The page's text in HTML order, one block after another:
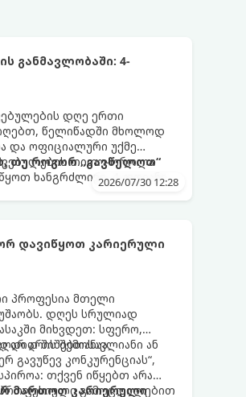
განმავლობაში: 4-
დღე ერთი
წელიწადში მხოლოდ
და ოფიციალური უქმე
შვებულების თითო-ოროლა
ხანგრძლივი, 4-დღიანი
თუ როგორ „გავწელოთ“
2026/07/30 12:28
დავიწყოთ კარიერული
პროფესია მთელი
დღეს სრულიად
მიხვდეთ: სფერო,
არის შემოსავლიანი ან
დიდ შიშებთანაა
გავუწევ კონკურენციას“,
თქვენ იწყებთ არა
პროფესიული გამოცდილებით
მართოთ კარიერული